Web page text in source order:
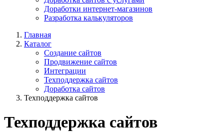
Доработки интернет-магазинов
Разработка калькуляторов
Главная
Каталог
Создание сайтов
Продвижение сайтов
Интеграции
Техподдержка сайтов
Доработка сайтов
Техподдержка сайтов
Техподдержка сайтов